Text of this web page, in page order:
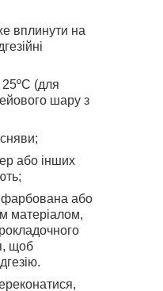
вплинути на
25ºС (для
шару з
або інших
фарбована або
матеріалом,
щоб